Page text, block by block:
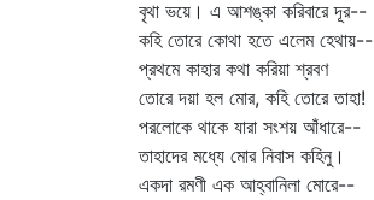
বৃথা ভয়ে। এ আশঙ্কা করিবারে দূর--
কহি তোরে কোথা হতে এলেম হেথায়--
প্রথমে কাহার কথা করিয়া শ্রবণ
তোরে দয়া হল মোর, কহি তোরে তাহা!
পরলোকে থাকে যারা সংশয় আঁধারে--
তাহাদের মধ্যে মোর নিবাস কহিনু।
একদা রমণী এক আহ্বানিলা মোরে--